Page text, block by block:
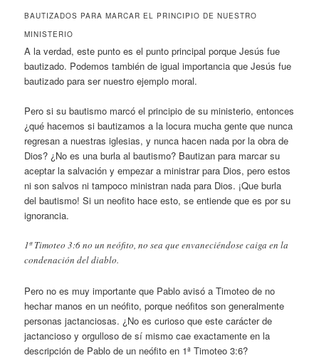
BAUTIZADOS PARA MARCAR EL PRINCIPIO DE NUESTRO
MINISTERIO
A la verdad, este punto es el punto principal porque Jesús fue
bautizado. Podemos también de igual importancia que Jesús fue
bautizado para ser nuestro ejemplo moral.
Pero si su bautismo marcó el principio de su ministerio, entonces
¿qué hacemos si bautizamos a la locura mucha gente que nunca
regresan a nuestras iglesias, y nunca hacen nada por la obra de
Dios? ¿No es una burla al bautismo? Bautizan para marcar su
aceptar la salvación y empezar a ministrar para Dios, pero estos
ni son salvos ni tampoco ministran nada para Dios. ¡Que burla
del bautismo! Si un neofito hace esto, se entiende que es por su
ignorancia.
1ª Timoteo 3:6 no un neófito, no sea que envaneciéndose caiga en la
condenación del diablo.
Pero no es muy importante que Pablo avisó a Timoteo de no
hechar manos en un neófito, porque neófitos son generalmente
personas jactanciosas. ¿No es curioso que este carácter de
jactancioso y orgulloso de sí mismo cae exactamente en la
descripción de Pablo de un neófito en 1ª Timoteo 3:6?